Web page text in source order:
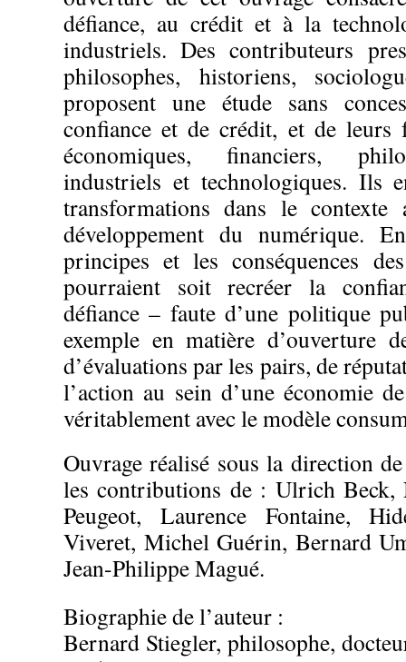
défiance, au crédit et à la
industriels. Des contributeurs
philosophes, historiens,
proposent une étude sans
confiance et de crédit, et de leurs
économiques, financiers,
industriels et technologiques. Ils
transformations dans le
développement du numérique.
principes et les conséquences
pourraient soit recréer la
défiance – faute d’une politique
exemple en matière d’ouverture
d’évaluations par les pairs, de
l’action au sein d’une économie
véritablement avec le modèle
Ouvrage réalisé sous la direction
les contributions de : Ulrich Beck,
Peugeot, Laurence Fontaine,
Viveret, Michel Guérin, Bernard
Jean-Philippe Magué.
Biographie de l’auteur :
Bernard Stiegler, philosophe,